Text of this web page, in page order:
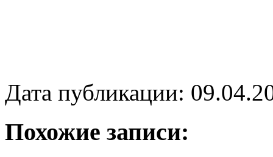
Дата публикации:
Похожие записи: